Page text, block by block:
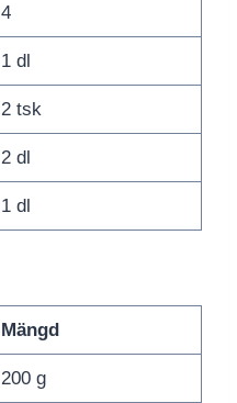
4
1 dl
2 tsk
2 dl
1 dl
Mängd
200 g